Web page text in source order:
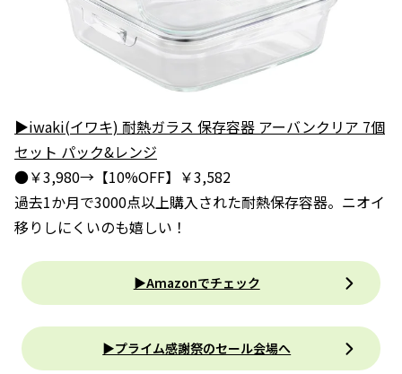
▶iwaki(イワキ) 耐熱ガラス 保存容器 アーバンクリア 7個
セット パック&レンジ
●￥3,980→【10%OFF】￥3,582
過去1か月で3000点以上購入された耐熱保存容器。ニオイ
移りしにくいのも嬉しい！
▶Amazonでチェック
▶プライム感謝祭のセール会場へ